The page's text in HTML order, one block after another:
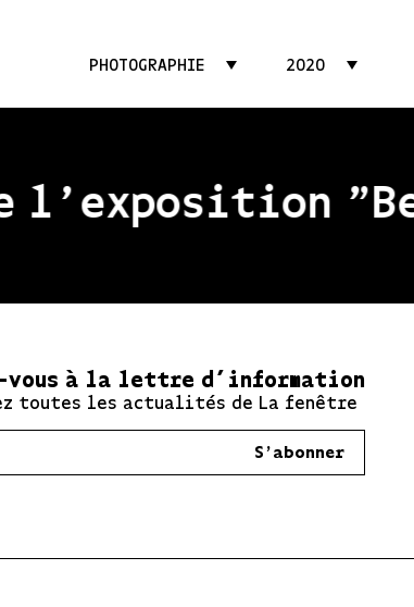
PHOTOGRAPHIE 2020
vous à la lettre d’information
toutes les actualités de La fenêtre
S'abonner